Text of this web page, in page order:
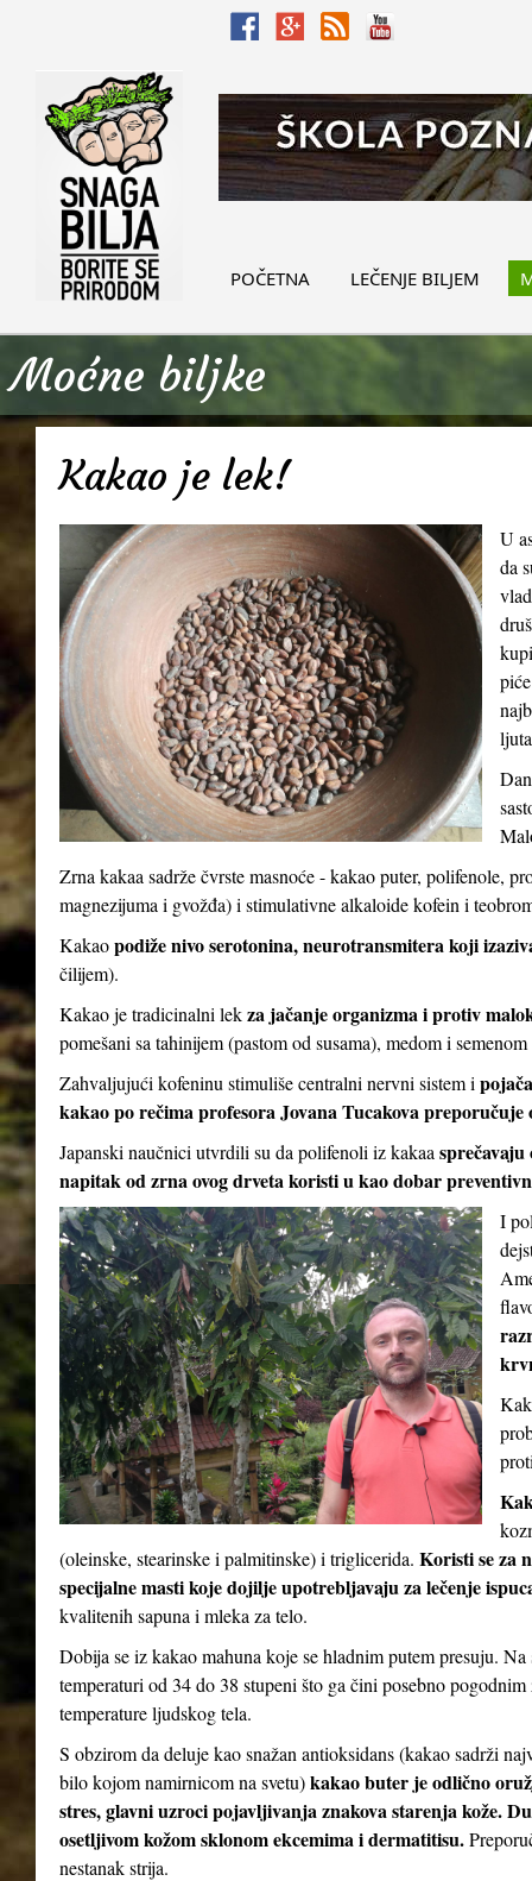
POČETNA LEČENJE BILJEM
Moćne biljke
Kakao je lek!
U
da
Zrna kakaa sadrže čvrste masnoće - kakao puter, polifenole,
magnezijuma i gvožđa) i stimulativne alkaloide kofein i
Kakaopodiže nivo serotonina, neurotransmitera koji
čilijem).
Kakao je tradicinalni lekza jačanje organizma i protiv
pomešani sa tahinijem (pastom od susama), medom i
Zahvaljujući kofeninu stimuliše centralni nervni sistem i
kakao po rečima profesora Jovana Tucakova preporučuje
Japanski naučnici utvrdili su da polifenoli iz kakaa
napitak od zrna ovog drveta koristi u kao dobar
I
(oleinske, stearinske i palmitinske) i triglicerida. Koristi se za
specijalne masti koje dojilje upotrebljavaju za lečenje
kvalitenih sapuna i mleka za telo.
Dobija se iz kakao mahuna koje se hladnim putem presuju.
temperaturi od 34 do 38 stupeni što ga čini posebno
temperature ljudskog tela.
S obzirom da deluje kao snažan antioksidans (kakao sadrži
bilo kojom namirnicom na svetu)kakao buter je odlično
stres, glavni uzroci pojavljivanja znakova starenja kože.
osetljivom kožom sklonom ekcemima i dermatitisu.
nestanak strija.